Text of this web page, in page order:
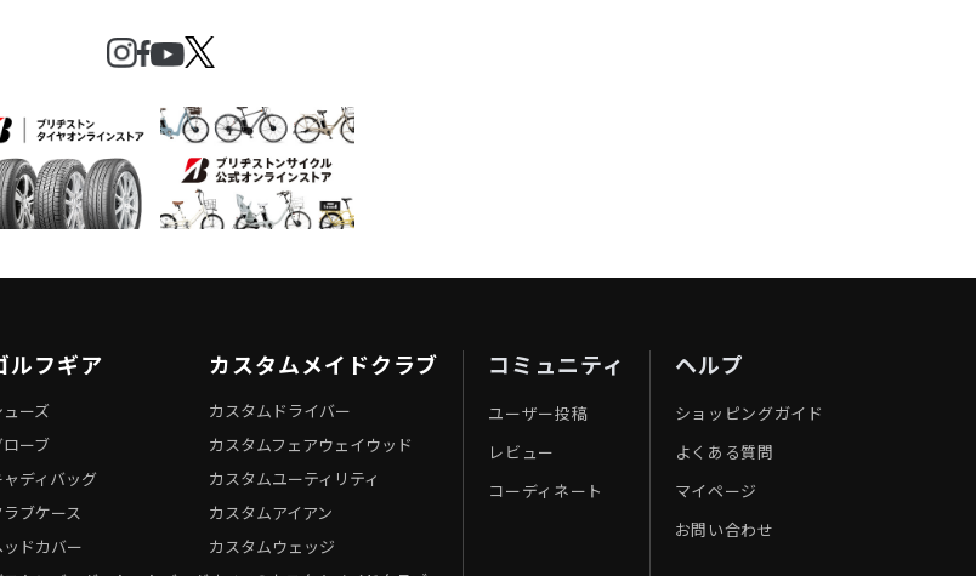
ルフギア
ューズ
ローブ
ャディバッグ
ラブケース
ッドカバー
カスタムメイドクラブ
カスタムドライバー
カスタムフェアウェイウッド
カスタムユーティリティ
カスタムアイアン
カスタムウェッジ
コミュニティ
ユーザー投稿
レビュー
コーディネート
ヘルプ
ショッピングガイド
よくある質問
マイページ
お問い合わせ